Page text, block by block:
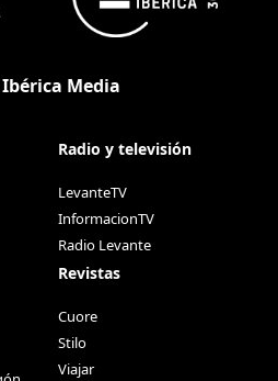
Media
Radio y televisión
LevanteTV
InformacionTV
Radio Levante
Revistas
Cuore
Stilo
Viajar